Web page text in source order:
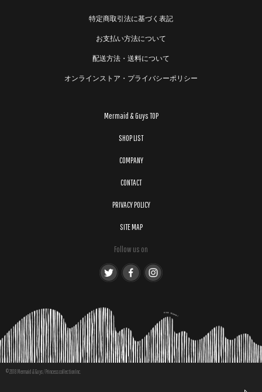
特定商取引法に基づく表記
お支払い方法について
配送方法・送料について
オンラインストア・プライバシーポリシー
Mermaid & Guys TOP
SHOP LIST
COMPANY
CONTACT
PRIVACY POLICY
SITE MAP
Follow us on
© 2018 Mermaid & Guys / Princess collection Inc.